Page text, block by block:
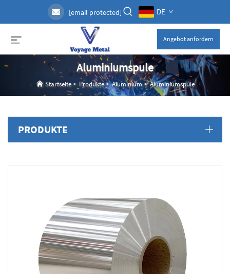
[email protected] DE
Angebot anfordern
Aluminiumspule
Startseite> Produkte>Aluminium>Aluminiumspule
PRODUKTE